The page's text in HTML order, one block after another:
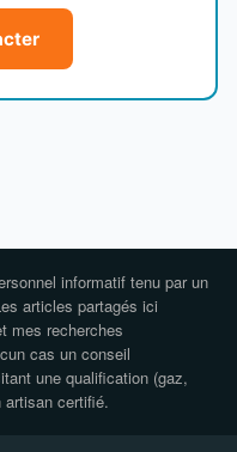
informatif tenu par un
articles partagés ici
mes recherches
cas un conseil
une qualification (gaz,
certifié.